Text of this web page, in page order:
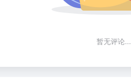
暂无评论...